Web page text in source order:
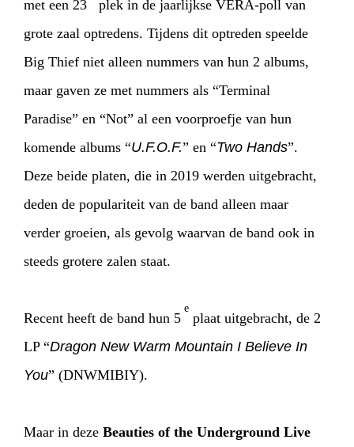
met een 23
plek in de jaarlijkse VERA-poll van
grote zaal optredens. Tijdens dit optreden speelde
Big Thief niet alleen nummers van hun 2 albums,
maar gaven ze met nummers als “Terminal
Paradise” en “Not” al een voorproefje van hun
komende albums “U.F.O.F.” en “Two Hands”.
Deze beide platen, die in 2019 werden uitgebracht,
deden de populariteit van de band alleen maar
verder groeien, als gevolg waarvan de band ook in
steeds grotere zalen staat.
Recent heeft de band hun 5
e
plaat uitgebracht, de 2
LP “Dragon New Warm Mountain I Believe In
You” (DNWMIBIY).
Maar in deze Beauties of the Underground Live